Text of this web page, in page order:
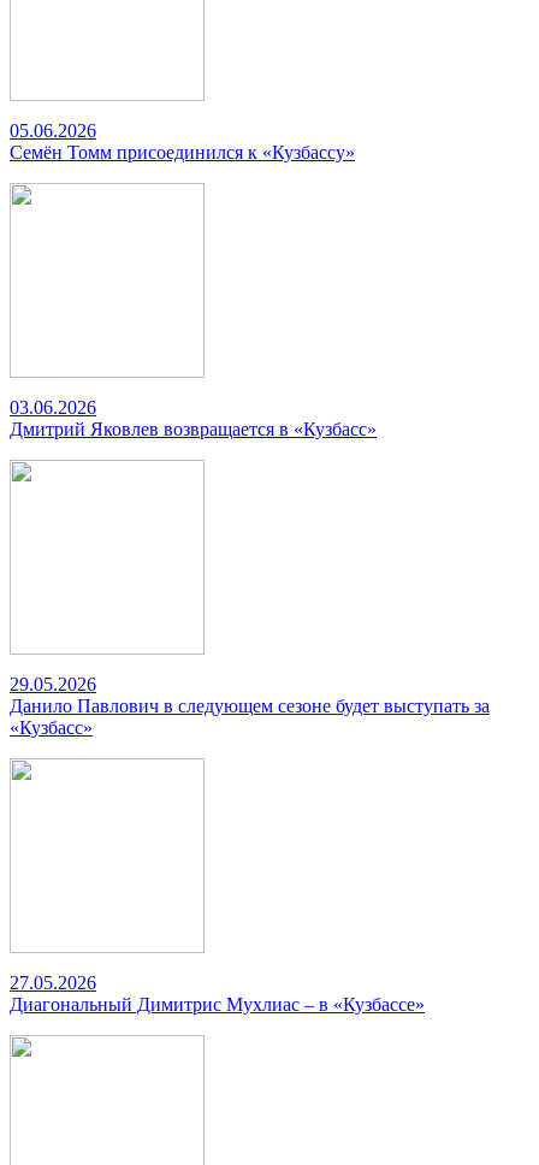
05.06.2026
Семён Томм присоединился к «Кузбассу»
03.06.2026
Дмитрий Яковлев возвращается в «Кузбасс»
29.05.2026
Данило Павлович в следующем сезоне будет выступать за
«Кузбасс»
27.05.2026
Диагональный Димитрис Мухлиас – в «Кузбассе»